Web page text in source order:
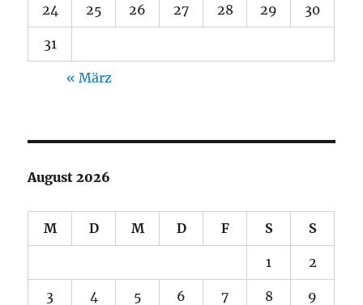
24 25 26 27 28 29 30
31
« März
August 2026
M D M D F S S
1 2
3 4 5 6 7 8 9